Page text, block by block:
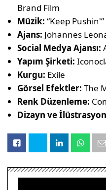
Brand Film
Müzik: “Keep Pushin'”
Ajans: Johannes
Social Medya Ajansı:
Yapım Şirketi:
Kurgu: Exile
Görsel Efektler: The
Renk Düzenleme:
Dizayn ve